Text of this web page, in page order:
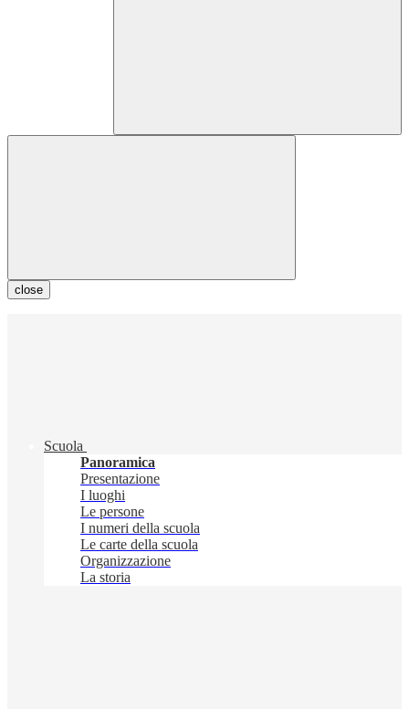
close
Scuola
Panoramica
Presentazione
I luoghi
Le persone
I numeri della scuola
Le carte della scuola
Organizzazione
La storia